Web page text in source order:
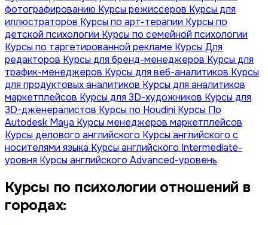
фотографированию Курсы режиссеров Курсы для
иллюстраторов Курсы по арт-терапии Курсы по
детской психологии Курсы по семейной психологии
Курсы по таргетированной рекламе Курсы Для
редакторов Курсы для бренд-менеджеров Курсы для
трафик-менеджеров Курсы для веб-аналитиков Курсы
для продуктовых аналитиков Курсы для аналитиков
маркетплейсов Курсы для 3D-художников Курсы для
3D-дженералистов Курсы по Houdini Курсы По
Autodesk Maya Курсы менеджеров маркетплейсов
Курсы делового английского Курсы английского с
носителями языка Курсы английского Intermediate-
уровня Курсы английского Advanced-уровень
Курсы по психологии отношений в
городах: